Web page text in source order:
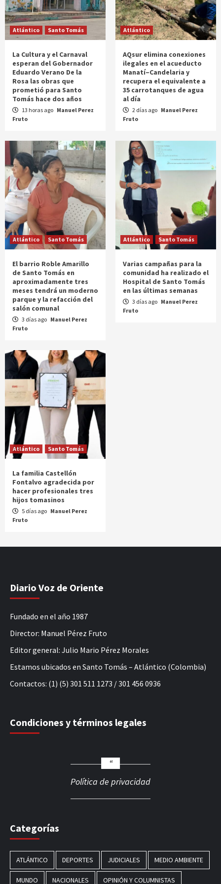
Atlántico Santo Tomás
La Cultura y el Carnaval
esperan del Gobernador
Eduardo Verano De la
Rosa las obras que
prometió para Santo
Tomás hace dos años
13 horas ago Manuel Perez
Fruto
Atlántico
AQsur elimina conexiones
ilegales en el acueducto
Manatí–Candelaria y
recupera el equivalente a
35 carrotanques de agua
al día
2 días ago Manuel Perez
Fruto
Atlántico Santo Tomás
El barrio Roble Amarillo
de Santo Tomás en
aproximadamente tres
meses tendrá un moderno
parque y la refacción del
salón comunal
3 días ago Manuel Perez
Fruto
Atlántico Santo Tomás
Varias campañas para la
comunidad ha realizado el
Hospital de Santo Tomás
en las últimas semanas
3 días ago Manuel Perez
Fruto
Atlántico Santo Tomás
La familia Castellón
Fontalvo agradecida por
hacer profesionales tres
hijos tomasinos
5 días ago Manuel Perez
Fruto
Diario Voz de Oriente
Fundado en el año 1987
Director: Manuel Pérez Fruto
Editor general: Julio Mario Pérez Morales
Estamos ubicados en Santo Tomás – Atlántico (Colombia)
Contactos: (1) (5) 301 511 1273 / 301 456 0936
Condiciones y términos legales
Política de privacidad
Categorías
ATLÁNTICO DEPORTES JUDICIALES MEDIO AMBIENTE
MUNDO NACIONALES OPINIÓN Y COLUMNISTAS